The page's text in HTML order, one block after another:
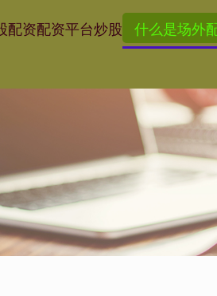
配资配资平台炒股 什么是场外